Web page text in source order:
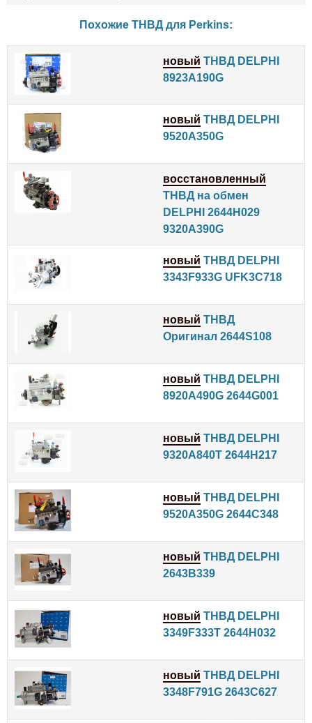
Похожие ТНВД для Perkins:
новый ТНВД DELPHI
8923A190G
новый ТНВД DELPHI
9520A350G
восстановленный
ТНВД на обмен
DELPHI 2644H029
9320A390G
новый ТНВД DELPHI
3343F933G UFK3C718
новый ТНВД
Оригинал 2644S108
новый ТНВД DELPHI
8920A490G 2644G001
новый ТНВД DELPHI
9320A840T 2644H217
новый ТНВД DELPHI
9520A350G 2644C348
новый ТНВД DELPHI
2643B339
новый ТНВД DELPHI
3349F333T 2644H032
новый ТНВД DELPHI
3348F791G 2643C627